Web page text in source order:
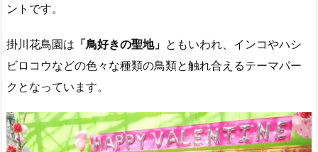
ントです。
掛川花鳥園は 「鳥好きの聖地」 ともいわれ、インコやハシ
ビロコウなどの色々な種類の鳥類と触れ合えるテーマパー
クとなっています。